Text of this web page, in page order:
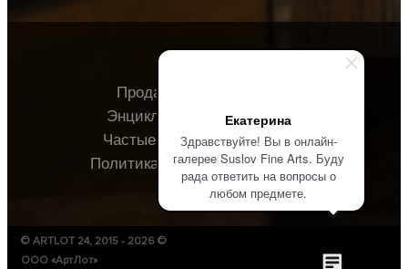
Екатерина
Здравствуйте! Вы в онлайн-
галерее Suslov Fine Arts. Буду
рада ответить на вопросы о
любом предмете.
Продавцу
Энциклопедия
О галерее
Частые вопросы
Контакты
Политика конфиденциальности
© ARTLOT 24, 2015 - 2026 ©
ООО «АртЛот»